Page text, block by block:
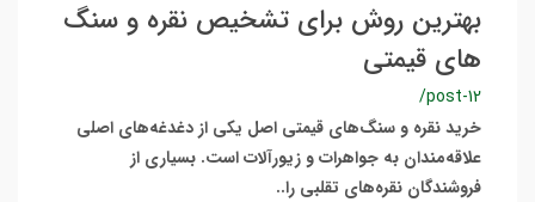
بهترین روش برای تشخیص نقره و سنگ
های قیمتی
/post-12
خرید نقره و سنگ‌های قیمتی اصل یکی از دغدغه‌های اصلی
علاقه‌مندان به جواهرات و زیورآلات است. بسیاری از
فروشندگان نقره‌های تقلبی را..